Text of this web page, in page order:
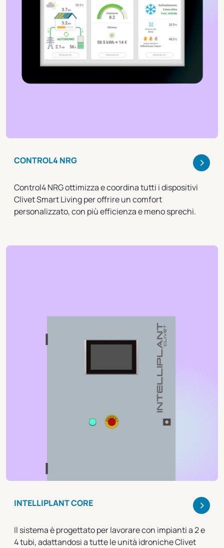
CONTROL4 NRG >
Control4 NRG ottimizza e coordina tutti i dispositivi
Clivet Smart Living per offrire un comfort
personalizzato, con più efficienza e meno sprechi.
INTELLIPLANT CORE >
Il sistema è progettato per lavorare con impianti a 2 e
4 tubi, adattandosi a tutte le unità idroniche Clivet